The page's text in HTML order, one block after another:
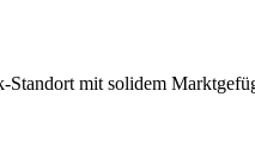
Standort mit solidem